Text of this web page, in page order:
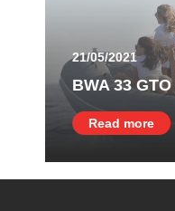
21/05/2021
BWA 33
Read more